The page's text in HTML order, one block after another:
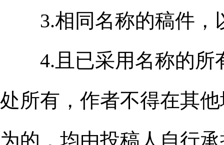
3.相同名称的稿件，
4.且已采用名称的所
处所有，作者不得在其
为的，均由投稿人自行